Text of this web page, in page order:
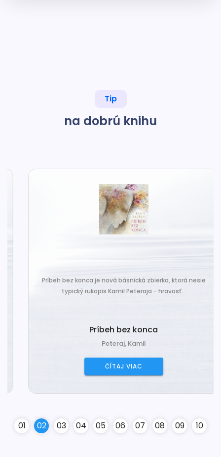
Tip
na dobrú knihu
Príbeh bez konca je nová básnická zbierka, ktorá nesie
typický rukopis Kamil Peteraja - hravosť...
Príbeh bez konca
Peteraj, Kamil
ČÍTAJ VIAC
01 02 03 04 05 06 07 08 09 10